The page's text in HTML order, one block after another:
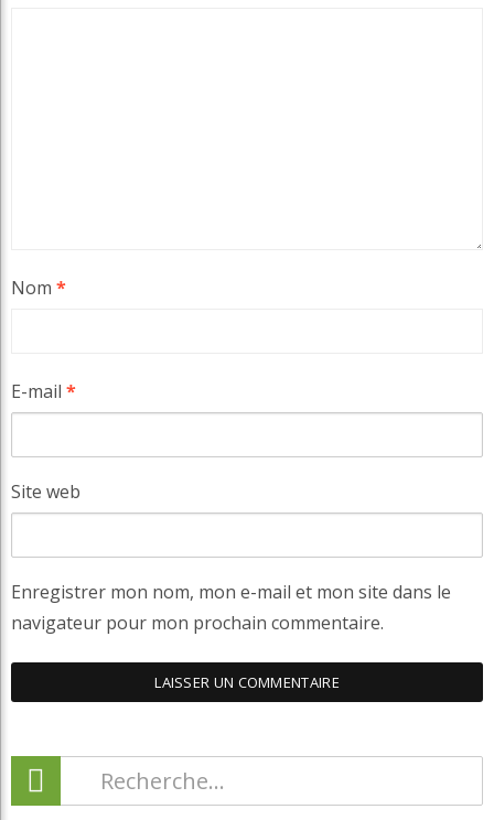
Nom *
E-mail *
Site web
Enregistrer mon nom, mon e-mail et mon site dans le
navigateur pour mon prochain commentaire.